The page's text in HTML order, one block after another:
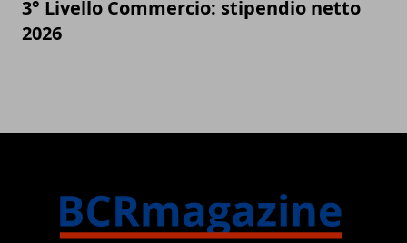
3° Livello Commercio: stipendio netto
2026